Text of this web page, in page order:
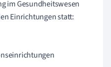
im Gesundheitswesen
Einrichtungen statt: